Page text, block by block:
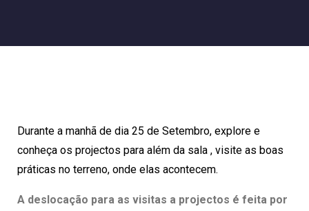
Durante a manhã de dia 25 de Setembro, explore e
conheça os projectos para além da sala , visite as boas
práticas no terreno, onde elas acontecem.
A deslocação para as visitas a projectos é feita por